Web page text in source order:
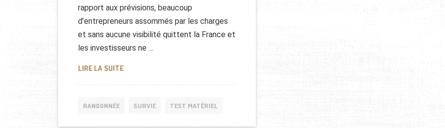
rapport aux prévisions, beaucoup
d’entrepreneurs assommés par les charges
et sans aucune visibilité quittent la France et
les investisseurs ne …
LIRE LA SUITELIVRE: SURVIVRE À L’EFFONDREMENT ÉCONOMIQUE
RANDONNÉE SURVIE TEST MATÉRIEL